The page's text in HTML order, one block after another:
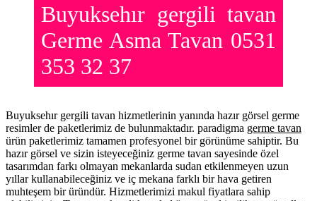
Buyuksehır gergili tavan
Germe Asma Tavan 0531
353 32 37
Buyuksehır gergili tavan hizmetlerinin yanında hazır görsel germe
resimler de paketlerimiz de bulunmaktadır. paradigma germe tavan
ürün paketlerimiz tamamen profesyonel bir görünüme sahiptir. Bu
hazır görsel ve sizin isteyeceğiniz germe tavan sayesinde özel
tasarımdan farkı olmayan mekanlarda sudan etkilenmeyen uzun
yıllar kullanabileceğiniz ve iç mekana farklı bir hava getiren
muhteşem bir üründür. Hizmetlerimizi makul fiyatlara sahip